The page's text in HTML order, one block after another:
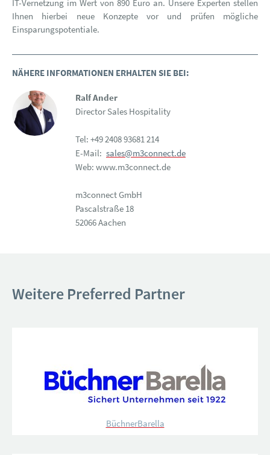
IT-Vernetzung im Wert von 890 Euro an. Unsere Experten stellen
Ihnen hierbei neue Konzepte vor und prüfen mögliche
Einsparungspotentiale.
NÄHERE INFORMATIONEN ERHALTEN SIE BEI:
Ralf Ander
Director Sales Hospitality
Tel: +49 2408 93681 214
E-Mail: sales@m3connect.de
Web: www.m3connect.de
m3connect GmbH
Pascalstraße 18
52066 Aachen
Weitere Preferred Partner
BüchnerBarella